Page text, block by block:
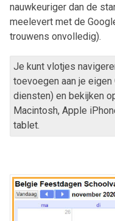
nauwkeuriger dan de
meelevert met de
trouwens onvolledig).
Je kunt vlotjes
toevoegen aan je eigen
diensten) en bekijken
Macintosh, Apple
tablet.